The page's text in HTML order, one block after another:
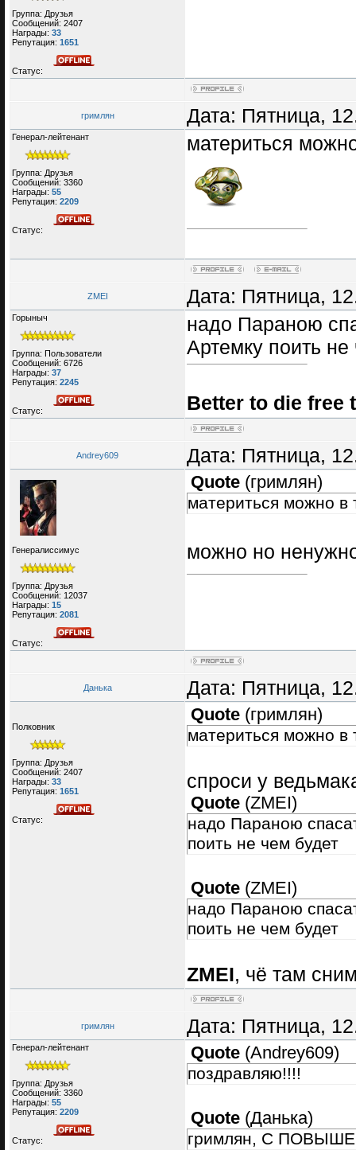
Группа: Друзья
Сообщений: 2407
Награды: 33
Репутация: 1651
Статус:
гримлян Дата: Пятница,
Генерал-лейтенант
Группа: Друзья
Сообщений: 3360
Награды: 55
Репутация: 2209
Статус:
материться
ZMEI Дата: Пятница,
Горыныч
Группа: Пользователи
Сообщений: 6726
Награды: 37
Репутация: 2245
Статус:
надо Параною
Артемку поить не
Better to die free
Andrey609 Дата: Пятница,
Генералиссимус
Группа: Друзья
Сообщений: 12037
Награды: 15
Репутация: 2081
Статус:
Quote (гримлян)
материться можно в
можно но
Данька Дата: Пятница,
Полковник
Группа: Друзья
Сообщений: 2407
Награды: 33
Репутация: 1651
Статус:
Quote (гримлян)
материться можно в
спроси у
Quote (ZMEI)
надо Параною
поить не чем будет
Quote (ZMEI)
надо Параною
поить не чем будет
ZMEI, чё там
гримлян Дата: Пятница,
Генерал-лейтенант
Группа: Друзья
Сообщений: 3360
Награды: 55
Репутация: 2209
Статус:
Quote (Andrey609)
поздравляю!!!!
Quote (Данька)
гримлян, С